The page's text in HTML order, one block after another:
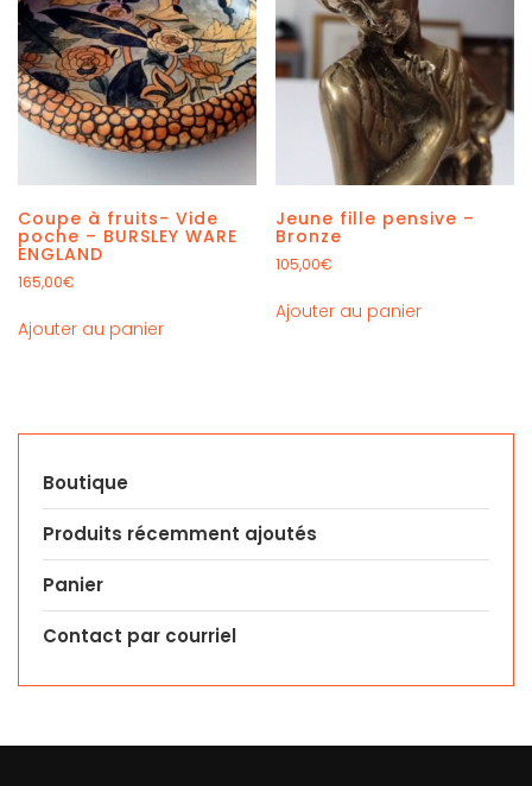
Coupe à fruits- Vide
poche – BURSLEY WARE
ENGLAND
165,00€
Ajouter au panier
Jeune fille pensive –
Bronze
105,00€
Ajouter au panier
Boutique
Produits récemment ajoutés
Panier
Contact par courriel